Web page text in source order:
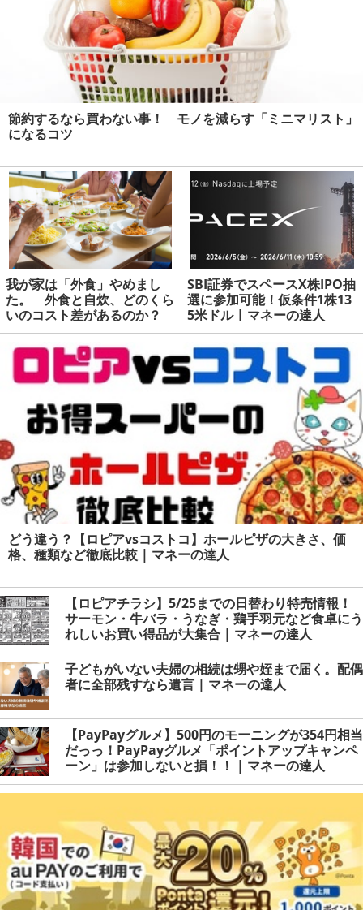
節約するなら買わない事！ モノを減らす「ミニマリスト」
になるコツ
我が家は「外食」やめまし
た。 外食と自炊、どのくら
いのコスト差があるのか？
SBI証券でスペースX株IPO抽
選に参加可能！仮条件1株13
5米ドル | マネーの達人
どう違う？【ロピアvsコストコ】ホールピザの大きさ、価
格、種類など徹底比較 | マネーの達人
【ロピアチラシ】5/25までの日替わり特売情報！
サーモン・牛バラ・うなぎ・鶏手羽元など食卓にう
れしいお買い得品が大集合 | マネーの達人
子どもがいない夫婦の相続は甥や姪まで届く。配偶
者に全部残すなら遺言 | マネーの達人
【PayPayグルメ】500円のモーニングが354円相当
だっっ！PayPayグルメ「ポイントアップキャンペ
ーン」は参加しないと損！！ | マネーの達人